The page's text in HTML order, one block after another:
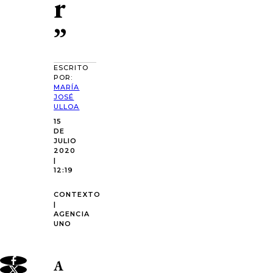
”
ESCRITO
POR:
MARÍA
JOSÉ
ULLOA
15
DE
JULIO
2020
|
12:19
CONTEXTO
|
AGENCIA
UNO
A